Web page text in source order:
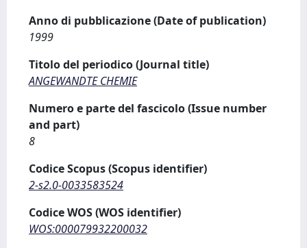
Anno di pubblicazione (Date of publication)
1999
Titolo del periodico (Journal title)
ANGEWANDTE CHEMIE
Numero e parte del fascicolo (Issue number
and part)
8
Codice Scopus (Scopus identifier)
2-s2.0-0033583524
Codice WOS (WOS identifier)
WOS:000079932200032